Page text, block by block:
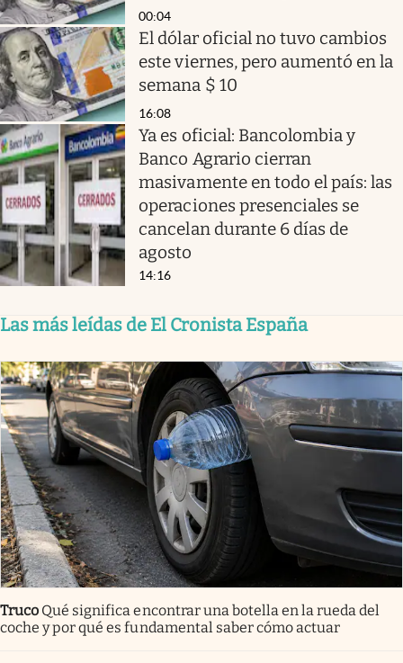
00:04
El dólar oficial no tuvo cambios
este viernes, pero aumentó en la
semana $ 10
16:08
Ya es oficial: Bancolombia y
Banco Agrario cierran
masivamente en todo el país: las
operaciones presenciales se
cancelan durante 6 días de
agosto
14:16
Las más leídas de El Cronista España
Truco Qué significa encontrar una botella en la rueda del
coche y por qué es fundamental saber cómo actuar